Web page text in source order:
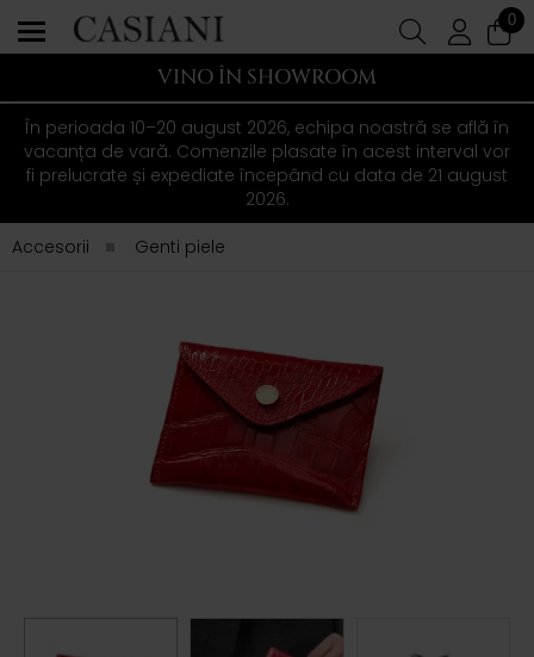
0
VINO ÎN SHOWROOM
În perioada 10–20 august 2026, echipa noastră se află în
vacanța de vară. Comenzile plasate în acest interval vor
fi prelucrate și expediate începând cu data de 21 august
2026.
Accesorii
Genti piele